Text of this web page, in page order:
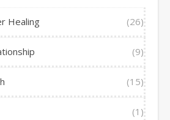
Healing (26)
(9)
(15)
(1)